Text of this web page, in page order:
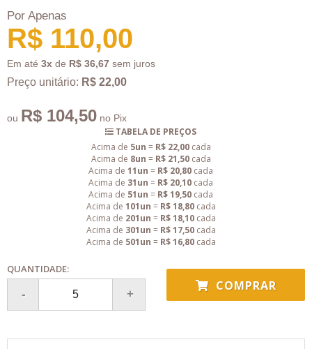
Por Apenas
R$ 110,00
Em até 3x de R$ 36,67 sem juros
Preço unitário: R$ 22,00
ou R$ 104,50 no Pix
TABELA DE PREÇOS
Acima de 5un = R$ 22,00 cada
Acima de 8un = R$ 21,50 cada
Acima de 11un = R$ 20,80 cada
Acima de 31un = R$ 20,10 cada
Acima de 51un = R$ 19,50 cada
Acima de 101un = R$ 18,80 cada
Acima de 201un = R$ 18,10 cada
Acima de 301un = R$ 17,50 cada
Acima de 501un = R$ 16,80 cada
QUANTIDADE:
COMPRAR